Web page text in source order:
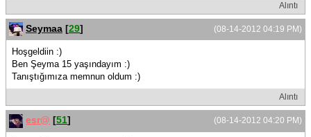
Alıntı
(08-14-2012 04:19 PM)
Seymaa [29]
Hoşgeldiin :)
Ben Şeyma 15 yaşındayım :)
Tanıştığımıza memnun oldum :)
Alıntı
(08-14-2012 04:20 PM)
esr@ [51]